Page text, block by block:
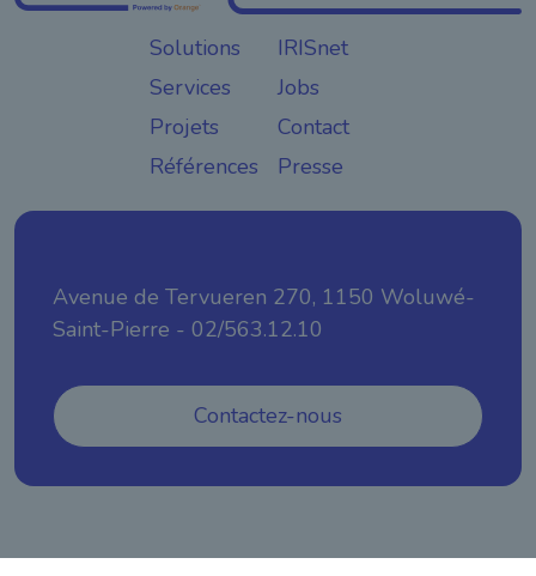
Solutions
Services
Projets
Références
IRISnet
Jobs
Contact
Presse
Avenue de Tervueren 270, 1150 Woluwé-
Saint-Pierre - 02/563.12.10
Contactez-nous